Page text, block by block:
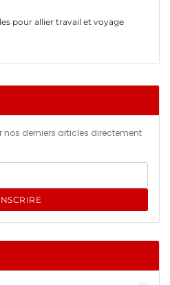
pour allier travail et voyage
nos derniers articles directement